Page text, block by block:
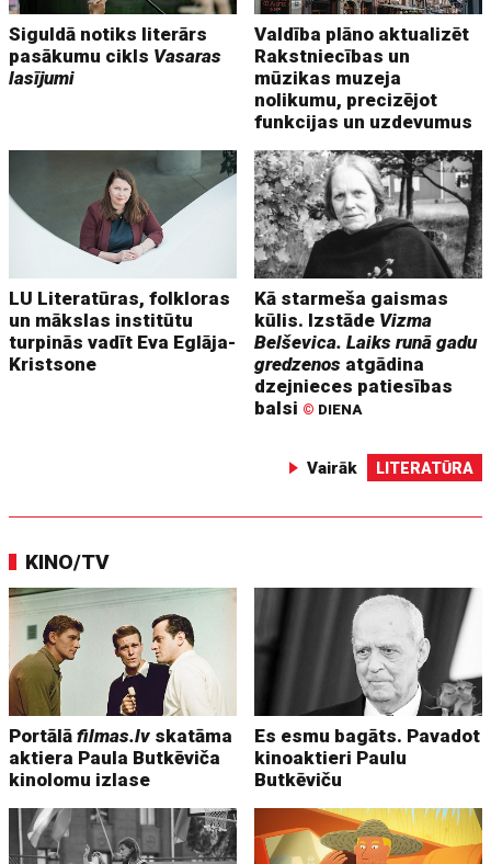
Siguldā notiks literārs
pasākumu cikls Vasaras
lasījumi
Valdība plāno aktualizēt
Rakstniecības un
mūzikas muzeja
nolikumu, precizējot
funkcijas un uzdevumus
LU Literatūras, folkloras
un mākslas institūtu
turpinās vadīt Eva Eglāja-
Kristsone
Kā starmeša gaismas
kūlis. Izstāde Vizma
Belševica. Laiks runā gadu
gredzenos atgādina
dzejnieces patiesības
balsi © DIENA
Vairāk LITERATŪRA
KINO/TV
Portālāfilmas.lv skatāma
aktiera Paula Butkēviča
kinolomu izlase
Es esmu bagāts. Pavadot
kinoaktieri Paulu
Butkēviču